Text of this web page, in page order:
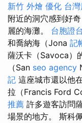
新竹 外燴 優化 台
附近的洞穴感到好
麗的海灘。 台胞證
和喬納海（Jona 記
薩沃卡（Savoca）
（San seo agency
記 這座城市還以他
拉（Francis Ford
推薦 許多遊客訪問
場景的地方。 斯科